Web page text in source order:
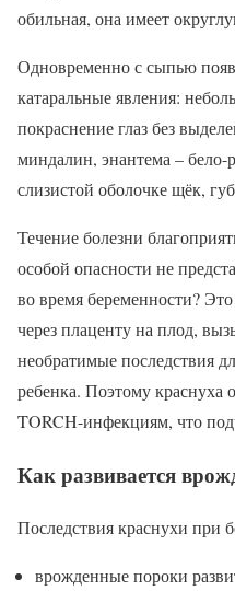
обильная, она имеет
Одновременно с сыпью
катаральные явления:
покраснение глаз без
миндалин, энантема –
слизистой оболочке щёк,
Течение болезни
особой опасности не
во время беременности?
через плаценту на плод,
необратимые последствия
ребенка. Поэтому краснуха
TORCH-инфекциям, что
Как развивается
Последствия краснухи при
врожденные пороки